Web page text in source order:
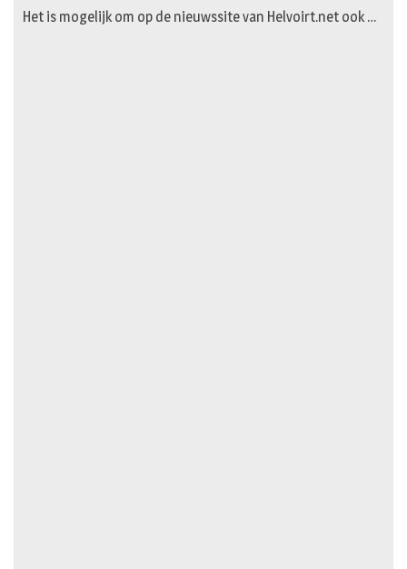
Het is mogelijk om op de nieuwssite van Helvoirt.net ook …